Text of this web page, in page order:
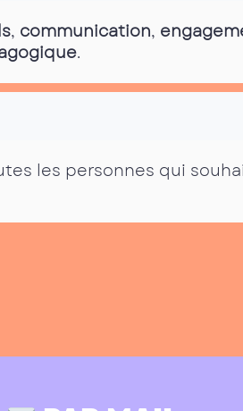
, communication,
.
les personnes qui